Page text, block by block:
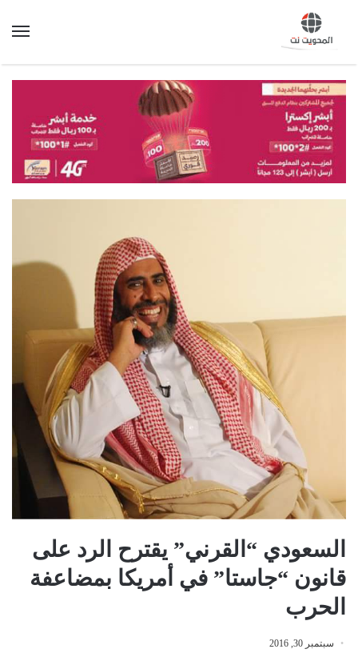
السعودي “القرني” يقترح الرد على
قانون “جاستا” في أمريكا بمضاعفة
الحرب
سبتمبر 30, 2016